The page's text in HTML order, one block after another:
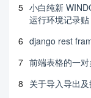
5 小白纯新
运行环境记录贴
6 django rest
7 前端表格的一
8 关于导入导出